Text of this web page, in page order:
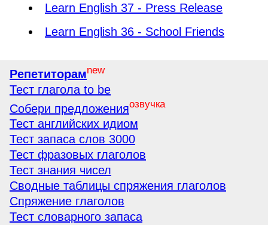
Learn English 37 - Press Release
Learn English 36 - School Friends
Репетиторамnew
Тест глагола to be
Собери предложенияозвучка
Тест английских идиом
Тест запаса слов 3000
Тест фразовых глаголов
Тест знания чисел
Сводные таблицы спряжения глаголов
Спряжение глаголов
Тест словарного запаса